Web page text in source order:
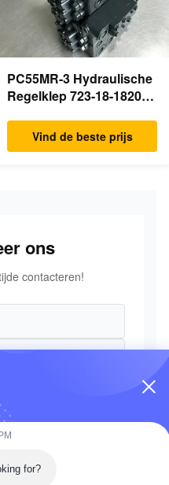
PC55MR-3 Hydraulische
Regelklep 723-18-18200
18202 voor KOMATSU
Graafmachine Originele
Vind de beste prijs
ons
contacteren!
for?